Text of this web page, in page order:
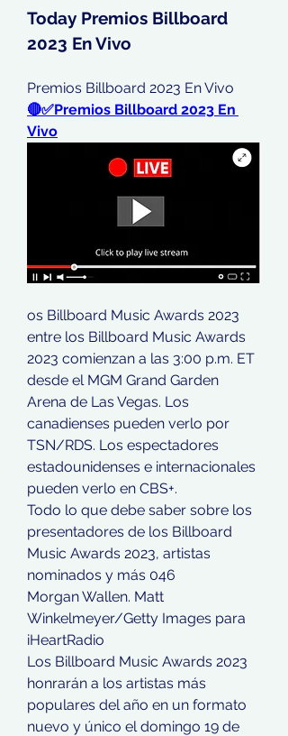
Today Premios Billboard
2023 En Vivo
Premios Billboard 2023 En Vivo
🔴✅Premios Billboard 2023 En
Vivo
os Billboard Music Awards 2023
entre los Billboard Music Awards
2023 comienzan a las 3:00 p.m. ET
desde el MGM Grand Garden
Arena de Las Vegas. Los
canadienses pueden verlo por
TSN/RDS. Los espectadores
estadounidenses e internacionales
pueden verlo en CBS+.
Todo lo que debe saber sobre los
presentadores de los Billboard
Music Awards 2023, artistas
nominados y más 046
Morgan Wallen. Matt
Winkelmeyer/Getty Images para
iHeartRadio
Los Billboard Music Awards 2023
honrarán a los artistas más
populares del año en un formato
nuevo y único el domingo 19 de